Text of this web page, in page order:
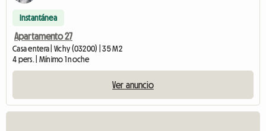
Instantánea
Apartamento 27
Casa entera | Vichy (03200) | 35 M2
4 pers. | Mínimo 1 noche
Ver anuncio